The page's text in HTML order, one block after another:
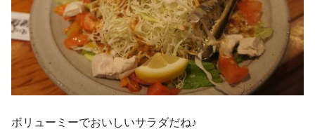
ボリューミーでおいしいサラダだね♪